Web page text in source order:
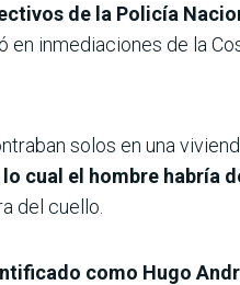
de la Policía
en inmediaciones de la
solos en una
cual el hombre habría
del cuello.
como Hugo